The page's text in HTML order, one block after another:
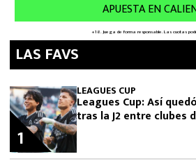
LAS FAVS
LEAGUES CUP
Leagues Cup: Así
tras la J2 entre clubes
1